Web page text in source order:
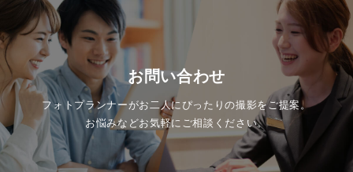
お問い合わせ
フォトプランナーがお二人にぴったりの撮影をご提案。
お悩みなどお気軽にご相談ください。